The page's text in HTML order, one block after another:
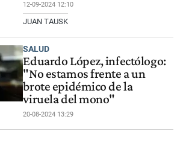
12-09-2024 12:10
JUAN TAUSK
SALUD
Eduardo López, infectólogo:
"No estamos frente a un
brote epidémico de la
viruela del mono"
20-08-2024 13:29